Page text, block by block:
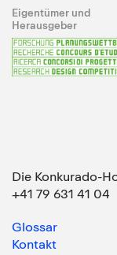
Eigentümer und
Herausgeber
Die Konkurado-
+41 79 631 41 04
Glossar
Kontakt